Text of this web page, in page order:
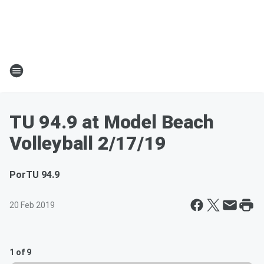
TU 94.9 at Model Beach
Volleyball 2/17/19
PorTU 94.9
20 Feb 2019
1 of 9